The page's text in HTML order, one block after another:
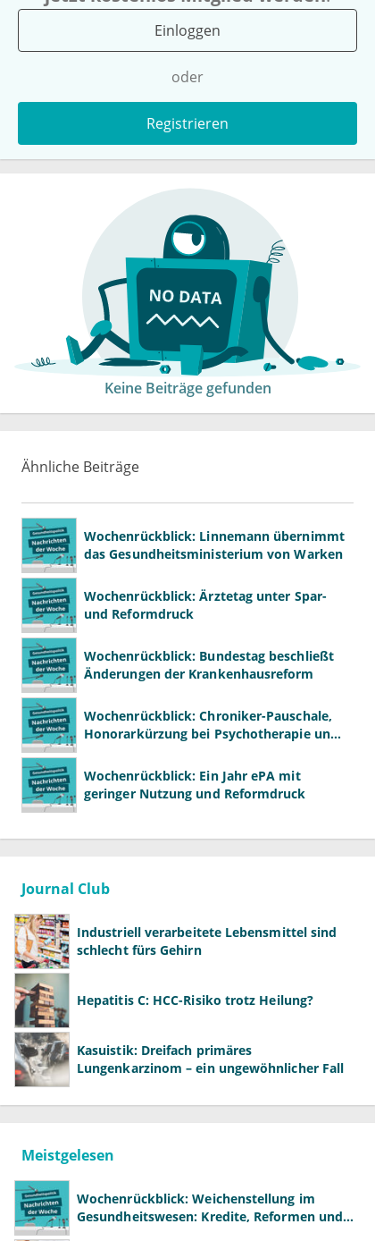
Einloggen
oder
Registrieren
Keine Beiträge gefunden
Ähnliche Beiträge
Wochenrückblick: Linnemann übernimmt
das Gesundheitsministerium von Warken
Wochenrückblick: Ärztetag unter Spar-
und Reformdruck
Wochenrückblick: Bundestag beschließt
Änderungen der Krankenhausreform
Wochenrückblick: Chroniker-Pauschale,
Honorarkürzung bei Psychotherapie und
Wochenrückblick: Ein Jahr ePA mit
geringer Nutzung und Reformdruck
Journal Club
Industriell verarbeitete Lebensmittel sind
schlecht fürs Gehirn
Hepatitis C: HCC-Risiko trotz Heilung?
Kasuistik: Dreifach primäres
Lungenkarzinom – ein ungewöhnlicher Fall
Meistgelesen
Wochenrückblick: Weichenstellung im
Gesundheitswesen: Kredite, Reformen und